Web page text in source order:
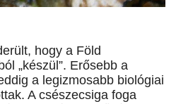
hogy a Föld
„készül”. Erősebb a
a legizmosabb biológiai
A csészecsiga foga